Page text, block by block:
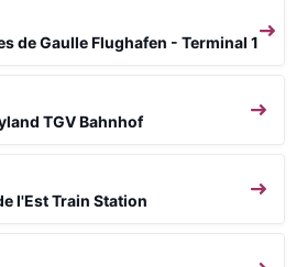
de Gaulle Flughafen - Terminal 1
TGV Bahnhof
l'Est Train Station